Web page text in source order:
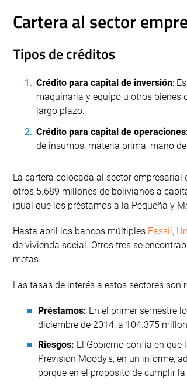
Cartera al sector
Tipos de créditos
Crédito para capital de inversión:
maquinaria y equipo u otros bienes
largo plazo.
Crédito para capital de operaciones
de insumos, materia prima, mano
La cartera colocada al sector
otros 5.689 millones de bolivianos a
igual que los préstamos a la Pequeña y
Hasta abril los bancos múltiples Fassil,
de vivienda social. Otros tres se
metas.
Las tasas de interés a estos sectores son
Préstamos: En el primer semestre
diciembre de 2014, a 104.375
Riesgos: El Gobierno confía en
Previsión Moody’s, en un informe,
porque en el propósito de cumplir